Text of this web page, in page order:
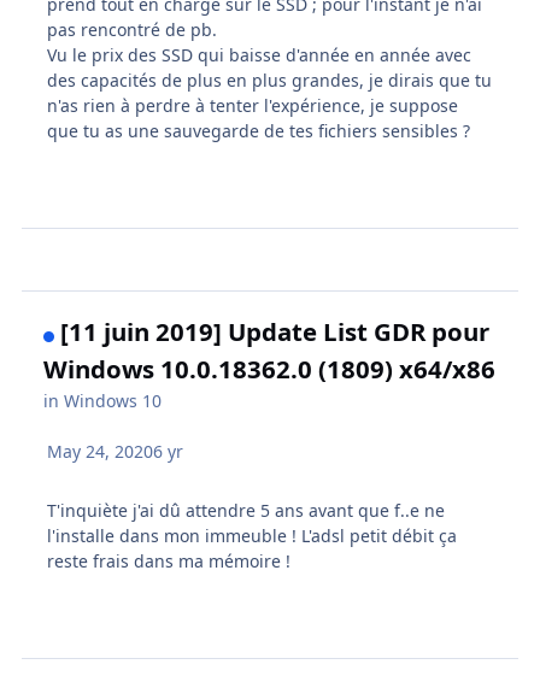
pas rencontré de pb.
Vu le prix des SSD qui baisse d'année en année avec
des capacités de plus en plus grandes, je dirais que tu
n'as rien à perdre à tenter l'expérience, je suppose
que tu as une sauvegarde de tes fichiers sensibles ?
[11 juin 2019] Update List GDR pour
Windows 10.0.18362.0 (1809) x64/x86
inWindows 10
May 24, 20206 yr
T'inquiète j'ai dû attendre 5 ans avant que f..e ne
l'installe dans mon immeuble ! L'adsl petit débit ça
reste frais dans ma mémoire !